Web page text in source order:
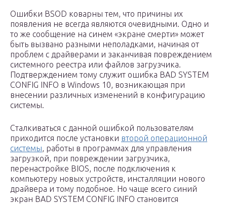
Ошибки BSOD коварны тем, что причины их
появления не всегда являются очевидными. Одно и
то же сообщение на синем «экране смерти» может
быть вызвано разными неполадками, начиная от
проблем с драйверами и заканчивая повреждением
системного реестра или файлов загрузчика.
Подтверждением тому служит ошибка BAD SYSTEM
CONFIG INFO в Windows 10, возникающая при
внесении различных изменений в конфигурацию
системы.
Сталкиваться с данной ошибкой пользователям
приходится после установки второй операционной
системы, работы в программах для управления
загрузкой, при повреждении загрузчика,
перенастройке BIOS, после подключения к
компьютеру новых устройств, инсталляции нового
драйвера и тому подобное. Но чаще всего синий
экран BAD SYSTEM CONFIG INFO становится